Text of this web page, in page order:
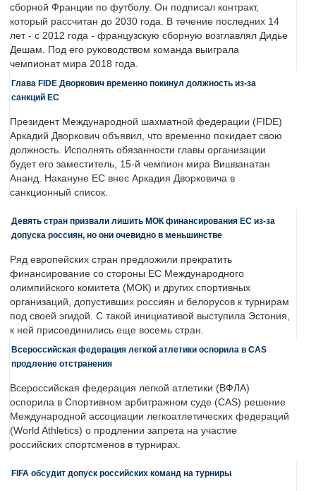
сборной Франции по футболу. Он подписал контракт,
который рассчитан до 2030 года. В течение последних 14
лет - с 2012 года - французскую сборную возглавлял Дидье
Дешам. Под его руководством команда выиграла
чемпионат мира 2018 года.
Глава FIDE Дворкович временно покинул должность из-за
санкций ЕС
Президент Международной шахматной федерации (FIDE)
Аркадий Дворкович объявил, что временно покидает свою
должность. Исполнять обязанности главы организации
будет его заместитель, 15-й чемпион мира Вишванатан
Ананд. Накануне ЕС внес Аркадия Дворковича в
санкционный список.
Девять стран призвали лишить МОК финансирования ЕС из-за
допуска россиян, но они очевидно в меньшинстве
Ряд европейских стран предложили прекратить
финансирование со стороны ЕС Международного
олимпийского комитета (МОК) и других спортивных
организаций, допустивших россиян и белорусов к турнирам
под своей эгидой. С такой инициативой выступила Эстония,
к ней присоединились еще восемь стран.
Всероссийская федерация легкой атлетики оспорила в CAS
продление отстранения
Всероссийская федерация легкой атлетики (ВФЛА)
оспорила в Спортивном арбитражном суде (CAS) решение
Международной ассоциации легкоатлетических федераций
(World Athletics) о продлении запрета на участие
российских спортсменов в турнирах.
FIFA обсудит допуск российских команд на турниры